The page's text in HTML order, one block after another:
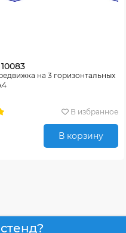
на 3 горизонтальных
В избранное
В корзину